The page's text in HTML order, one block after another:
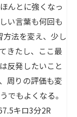
んとに強くなっ
い言葉も何回も
法を変え、少し
きたし、ここ最
反発したいこと
周りの評価も変
でもよくなる。
キロ3分2R